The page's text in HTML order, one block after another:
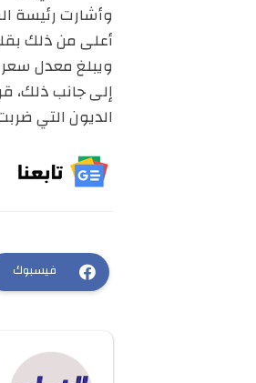
وأشارت رئيسة
أعلى من ذلك
ويبلغ معدل سعر
إلى جانب ذلك،
الديون التي
فيسبوك